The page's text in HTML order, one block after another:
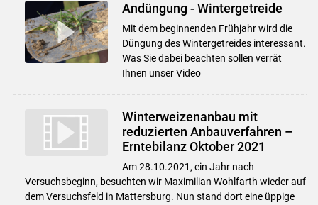
Andüngung - Wintergetreide
Mit dem beginnenden Frühjahr wird die
Düngung des Wintergetreides interessant.
Was Sie dabei beachten sollen verrät
Ihnen unser Video
Winterweizenanbau mit
reduzierten Anbauverfahren –
Erntebilanz Oktober 2021
Am 28.10.2021, ein Jahr nach
Versuchsbeginn, besuchten wir Maximilian Wohlfarth wieder auf
dem Versuchsfeld in Mattersburg. Nun stand dort eine üppige